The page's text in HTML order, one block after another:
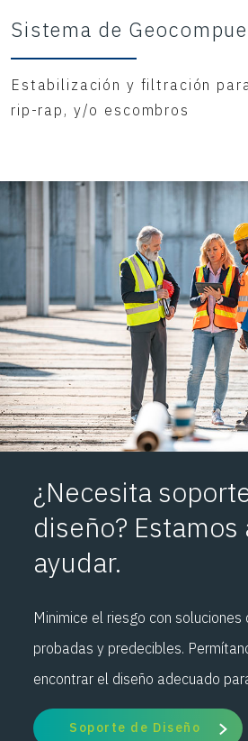
Sistema de
Estabilización y filtración
rip-rap, y/o escombros
¿Necesita
diseño?
ayudar.
Minimice el riesgo con soluciones
probadas y predecibles.
encontrar el diseño adecuado
Soporte de Diseño